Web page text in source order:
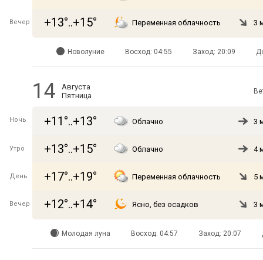
Вечер +13°..+15° Переменная облачность 3
Новолуние Восход: 04:55 Заход: 20:09
14
Августа
Пятница
Ночь +11°..+13° Облачно 3
Утро +13°..+15° Облачно 4
День +17°..+19° Переменная облачность 5
Вечер +12°..+14° Ясно, без осадков 3
Молодая луна Восход: 04:57 Заход: 20:07